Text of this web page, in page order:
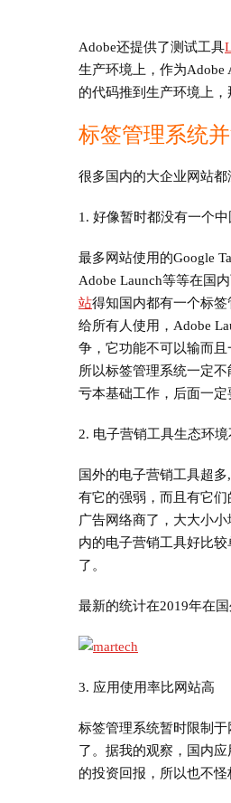
Adobe还提供了测试工具
生产环境上，作为Adobe
的代码推到生产环境上
标签管理系统
很多国内的大企业网站
1. 好像暂时都没有一个
最多网站使用的Google
Adobe Launch等等在国
站得知国内都有一个标签
给所有人使用，Adobe
争，它功能不可以输而
所以标签管理系统一定
亏本基础工作，后面一定
2. 电子营销工具生态环境
国外的电子营销工具超
有它的强弱，而且有它
广告网络商了，大大小
内的电子营销工具好比
了。
最新的统计在2019年在
3. 应用使用率比网站高
标签管理系统暂时限制
了。据我的观察，国内
的投资回报，所以也不怪